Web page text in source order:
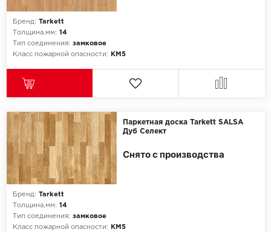
Бренд: Tarkett
Толщина,мм: 14
Тип соединения: замковое
Класс пожарной опасности:
КМ5
Паркетная доска Tarkett SALSA
Дуб Селект
Бренд: Tarkett
Толщина,мм: 14
Тип соединения: замковое
Класс пожарной опасности:
КМ5
Снято с производства